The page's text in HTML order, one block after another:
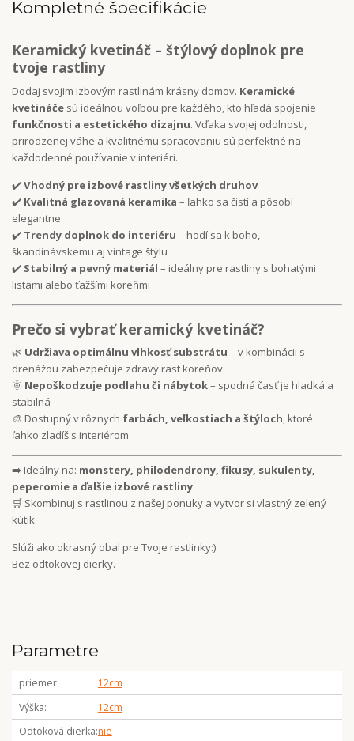
Kompletné špecifikácie
Keramický kvetináč – štýlový doplnok pre
tvoje rastliny
Dodaj svojim izbovým rastlinám krásny domov. Keramické
kvetináče sú ideálnou voľbou pre každého, kto hľadá spojenie
funkčnosti a estetického dizajnu. Vďaka svojej odolnosti,
prirodzenej váhe a kvalitnému spracovaniu sú perfektné na
každodenné používanie v interiéri.
✔️Vhodný pre izbové rastliny všetkých druhov
✔️ Kvalitná glazovaná keramika – ľahko sa čistí a pôsobí
elegantne
✔️ Trendy doplnok do interiéru – hodí sa k boho,
škandinávskemu aj vintage štýlu
✔️ Stabilný a pevný materiál – ideálny pre rastliny s bohatými
listami alebo ťažšími koreňmi
Prečo si vybrať keramický kvetináč?
🌿 Udržiava optimálnu vlhkosť substrátu – v kombinácii s
drenážou zabezpečuje zdravý rast koreňov
🌞 Nepoškodzuje podlahu či nábytok– spodná časť je hladká a
stabilná
🎨 Dostupný v rôznych farbách, veľkostiach a štýloch, ktoré
ľahko zladíš s interiérom
➡️ Ideálny na: monstery, philodendrony, fikusy, sukulenty,
peperomie a ďalšie izbové rastliny
🛒 Skombinuj s rastlinou z našej ponuky a vytvor si vlastný zelený
kútik.
Slúži ako okrasný obal pre Tvoje rastlinky:)
Bez odtokovej dierky.
Parametre
priemer
12cm
Výška
12cm
Odtoková dierka nie